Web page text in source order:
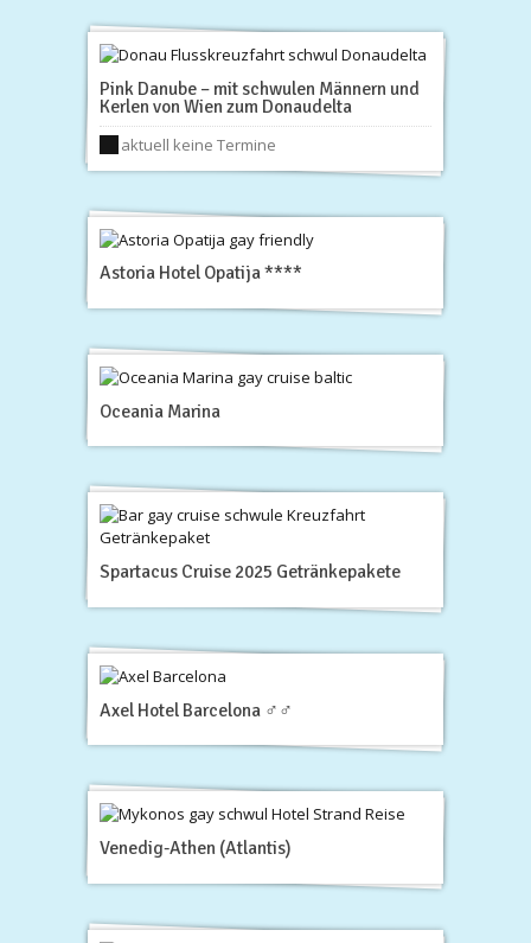
Pink Danube – mit schwulen Männern und
Kerlen von Wien zum Donaudelta
aktuell keine Termine
Astoria Hotel Opatija ****
Oceania Marina
Spartacus Cruise 2025 Getränkepakete
Axel Hotel Barcelona ♂♂
Venedig-Athen (Atlantis)